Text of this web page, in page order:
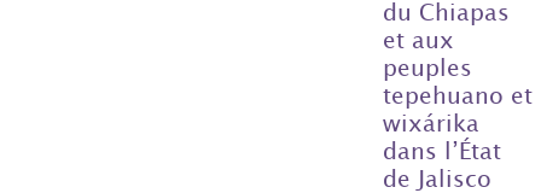
du Chiapas
et aux
peuples
tepehuano et
wixárika
dans l’État
de Jalisco